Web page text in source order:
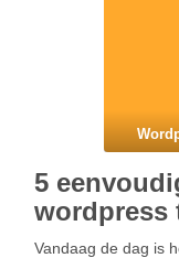
5
wordpress
Vandaag de dag is